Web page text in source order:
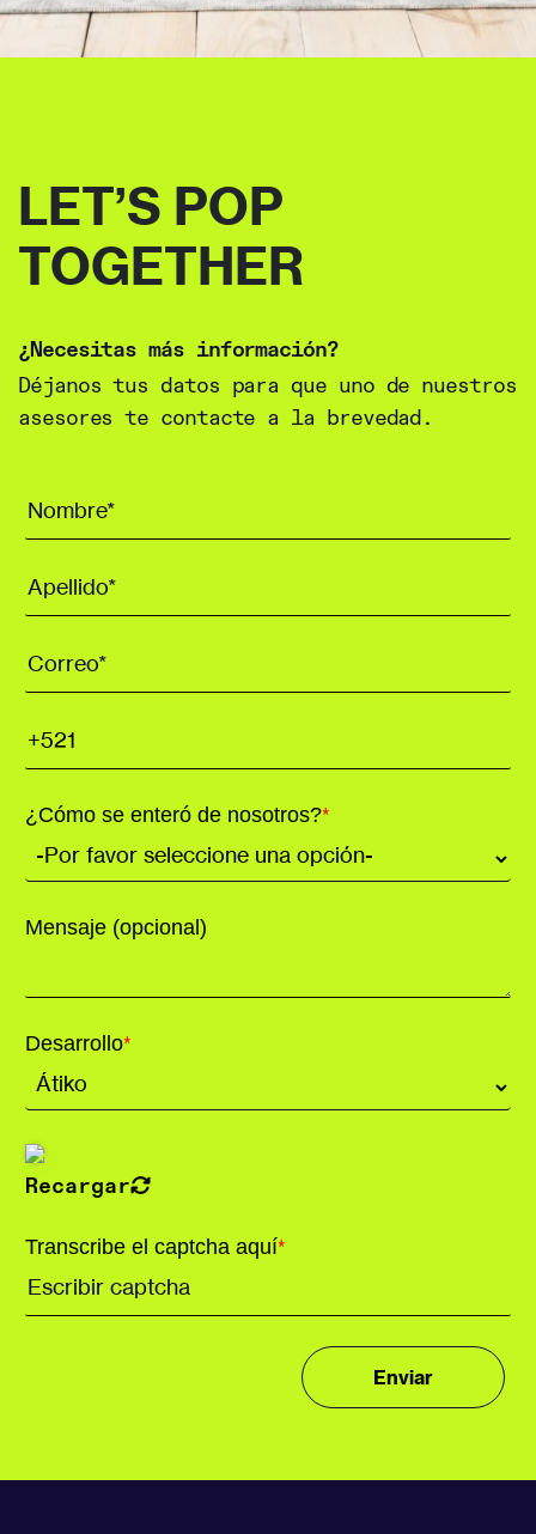
LET’S POP
TOGETHER
¿Necesitas más información?
Déjanos tus datos para que uno de nuestros
asesores te contacte a la brevedad.
¿Cómo se enteró de nosotros?*
Mensaje (opcional)
Desarrollo*
Recargar
Transcribe el captcha aquí*